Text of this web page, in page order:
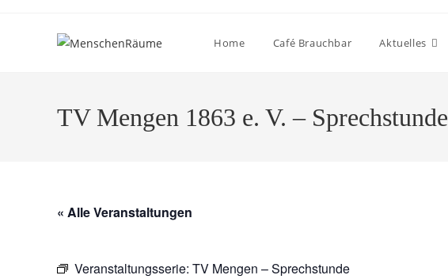
Home Café Brauchbar Aktuelles
TV Mengen 1863 e. V. – Sprechstunde
« Alle Veranstaltungen
Veranstaltungsserie: TV Mengen – Sprechstunde